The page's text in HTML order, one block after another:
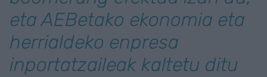
eta AEBetako ekonomia eta
herrialdeko enpresa
inportatzaileak kaltetu ditu